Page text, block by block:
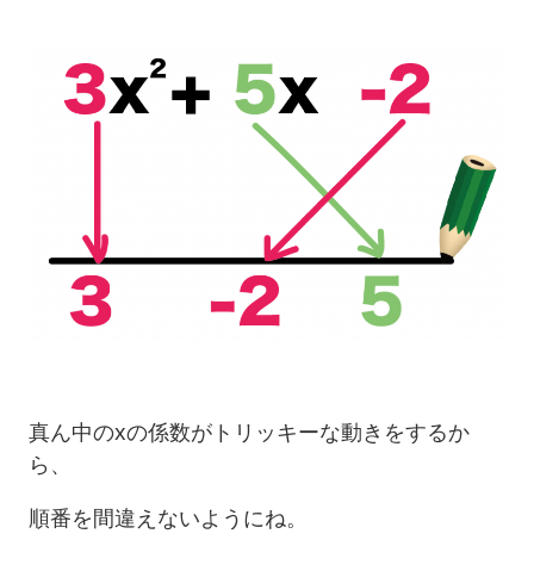
真ん中のxの係数がトリッキーな動きをするか
ら、
順番を間違えないようにね。